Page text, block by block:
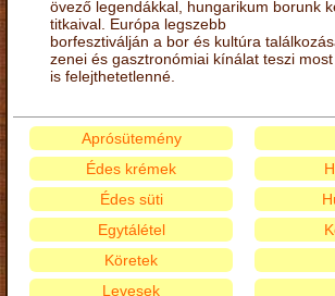
övező legendákkal, hungarikum borunk
titkaival. Európa legszebb
borfesztiválján a bor és kultúra
zenei és gasztronómiai kínálat teszi most
is felejthetetlenné.
Aprósütemény
Édes krémek
Édes süti
Egytálétel
Köretek
Levesek